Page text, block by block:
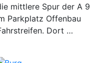
mittlere Spur der A 9
Parkplatz Offenbau
Dort …